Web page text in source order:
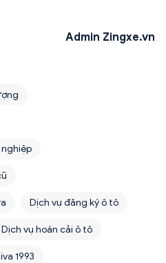
Admin Zingxe.vn
Dịch vụ đăng ký ô tô
Dịch vụ hoán cải ô tô
1993